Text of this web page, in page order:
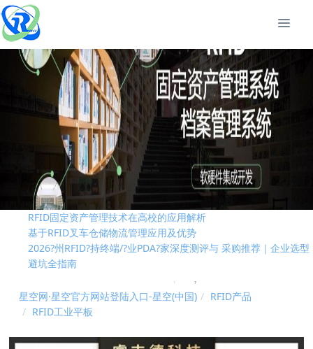
RFID技术是否是制造业中的“必需品”
RFID固定资产管理技术在高校的应用解析
基于RFID叉车仓储物流管理应用及优势
2026?州RFID?持终端/?业PDA?家深度测评与 采购推荐｜企业选型
避坑全指南
RFID资产管理系统实现全方位资产管控进行实时动态管理
国际RFID行业标准有哪些？
RFID技术是否是制造业中的“必需品”
RFID固定资产管理技术在高校的应用解析
基于RFID叉车仓储物流管理应用及优势
2026?州RFID?持终端/?业PDA?家深度测评与 采购推荐｜企业选型
避坑全指南
RFID资产管理系统实现全方位资产管控进行实时动态管理
国际RFID行业标准有哪些？
星空网·星空官方网站登陆入口-星空(中国)
RFID产品
RFID工业平板